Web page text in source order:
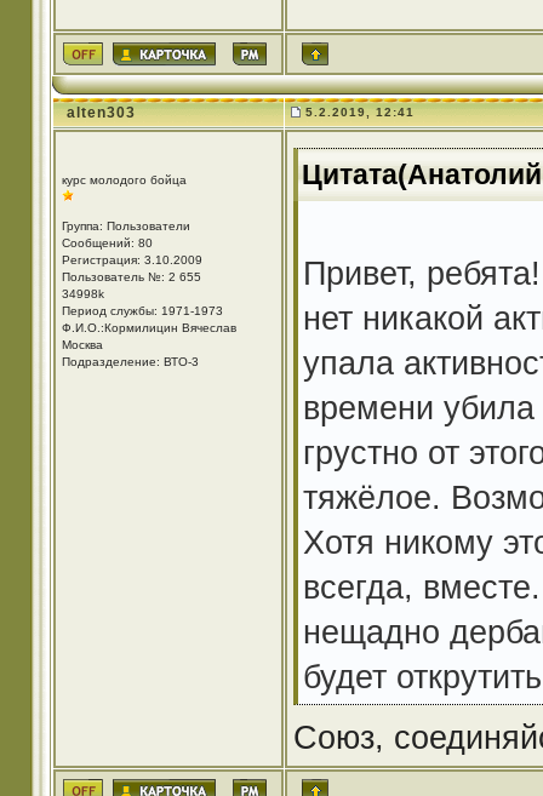
alten303 5.2.2019, 12:41
курс молодого бойца
Группа: Пользователи
Сообщений: 80
Регистрация: 3.10.2009
Пользователь №: 2 655
34998k
Период службы: 1971-1973
Ф.И.О.:Кормилицин Вячеслав
Москва
Подразделение: ВТО-3
Привет,
нет никакой
упала
времени
грустно от
тяжёлое.
Хотя никому
всегда,
нещадно
будет
Союз,